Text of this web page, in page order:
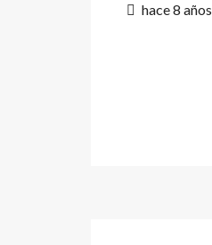
hace 8 años